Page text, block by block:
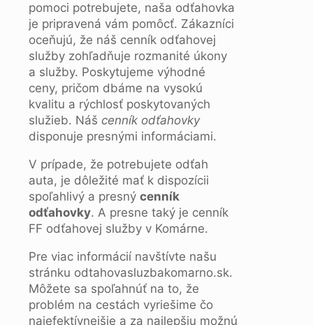
pomoci potrebujete, naša odťahovka
je pripravená vám pomôcť. Zákazníci
oceňujú, že náš cenník odťahovej
služby zohľadňuje rozmanité úkony
a služby. Poskytujeme výhodné
ceny, pričom dbáme na vysokú
kvalitu a rýchlosť poskytovaných
služieb. Náš cenník odťahovky
disponuje presnými informáciami.
V prípade, že potrebujete odťah
auta, je dôležité mať k dispozícii
spoľahlivý a presný cenník
odťahovky. A presne taký je cenník
FF odťahovej služby v Komárne.
Pre viac informácií navštívte našu
stránku odtahovasluzbakomarno.sk.
Môžete sa spoľahnúť na to, že
problém na cestách vyriešime čo
najefektívnejšie a za najlepšiu možnú